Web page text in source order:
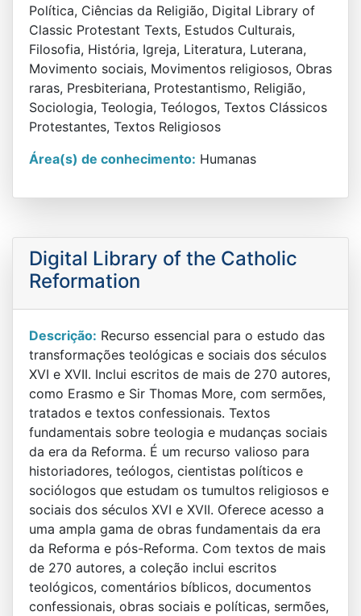
Política, Ciências da Religião, Digital Library of
Classic Protestant Texts, Estudos Culturais,
Filosofia, História, Igreja, Literatura, Luterana,
Movimento sociais, Movimentos religiosos, Obras
raras, Presbiteriana, Protestantismo, Religião,
Sociologia, Teologia, Teólogos, Textos Clássicos
Protestantes, Textos Religiosos
Área(s) de conhecimento: Humanas
Digital Library of the Catholic
Reformation
Descrição: Recurso essencial para o estudo das
transformações teológicas e sociais dos séculos
XVI e XVII. Inclui escritos de mais de 270 autores,
como Erasmo e Sir Thomas More, com sermões,
tratados e textos confessionais. Textos
fundamentais sobre teologia e mudanças sociais
da era da Reforma. É um recurso valioso para
historiadores, teólogos, cientistas políticos e
sociólogos que estudam os tumultos religiosos e
sociais dos séculos XVI e XVII. Oferece acesso a
uma ampla gama de obras fundamentais da era
da Reforma e pós-Reforma. Com textos de mais
de 270 autores, a coleção inclui escritos
teológicos, comentários bíblicos, documentos
confessionais, obras sociais e políticas, sermões,